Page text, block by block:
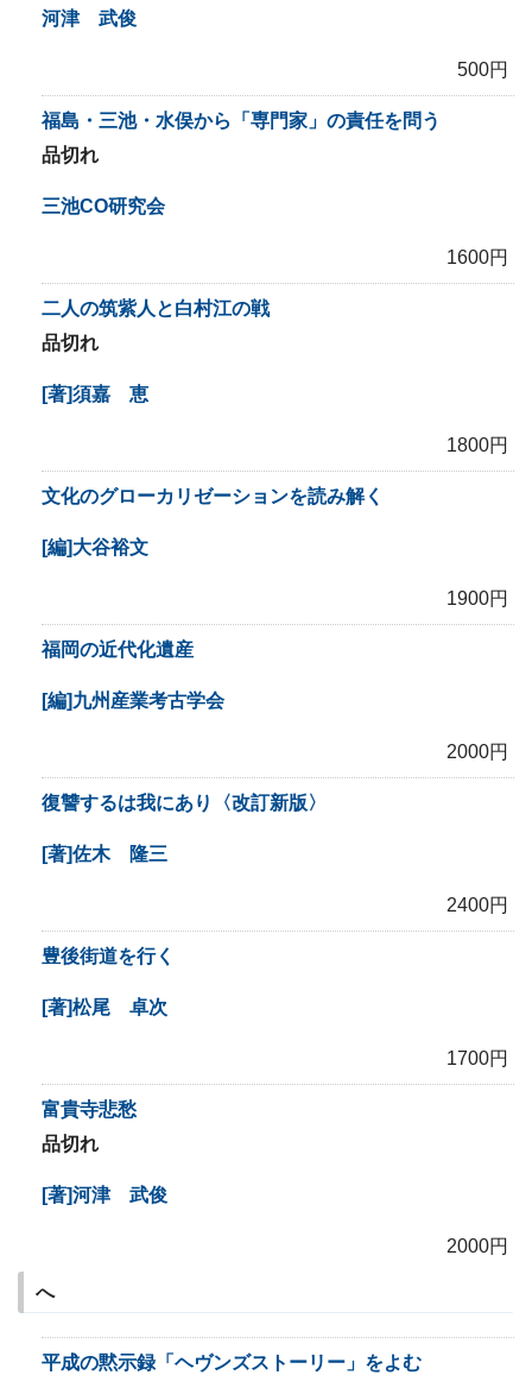
河津 武俊
500円
福島・三池・水俣から「専門家」の責任を問う
品切れ
三池CO研究会
1600円
二人の筑紫人と白村江の戦
品切れ
[著]須嘉 恵
1800円
文化のグローカリゼーションを読み解く
[編]大谷裕文
1900円
福岡の近代化遺産
[編]九州産業考古学会
2000円
復讐するは我にあり〈改訂新版〉
[著]佐木 隆三
2400円
豊後街道を行く
[著]松尾 卓次
1700円
富貴寺悲愁
品切れ
[著]河津 武俊
2000円
へ
平成の黙示録「ヘヴンズストーリー」をよむ